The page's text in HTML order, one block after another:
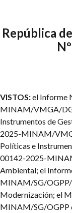
República
VISTOS:el Informe
MINAM/VMGA/
Instrumentos de
2025-MINAM/
Políticas e
00142-2025-
Ambiental; el
MINAM/SG/OGPP/
Modernización; el
MINAM/SG/OGPP